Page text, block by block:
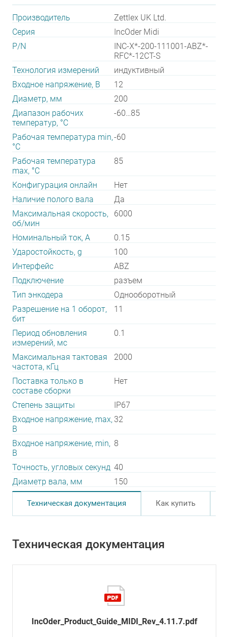
Производитель
Zettlex UK Ltd.
Серия
IncOder Midi
P/N
INC-X*-200-111001-ABZ*-
RFC*-12CT-S
Технология измерений
индуктивный
Входное напряжение, В
12
Диаметр, мм
200
Диапазон рабочих
температур, °С
-60…85
Рабочая температура min,
°С
-60
Рабочая температура
max, °С
85
Конфигурация онлайн
Нет
Наличие полого вала
Да
Максимальная скорость,
об/мин
6000
Номинальный ток, А
0.15
Ударостойкость, g
100
Интерфейс
ABZ
Подключение
разъем
Тип энкодера
Однооборотный
Разрешение на 1 оборот,
бит
11
Период обновления
измерений, мс
0.1
Максимальная тактовая
частота, кГц
2000
Поставка только в
составе сборки
Нет
Степень защиты
IP67
Входное напряжение, max,
В
32
Входное напряжение, min,
В
8
Точность, угловых секунд 40
Диаметр вала, мм
150
Техническая документация Как купить
Техническая документация
IncOder_Product_Guide_MIDI_Rev_4.11.7.pdf